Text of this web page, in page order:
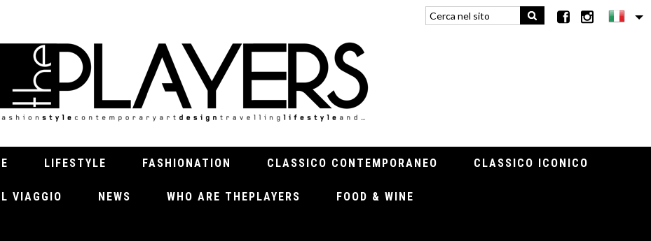
LIFESTYLE FASHIONATION CLASSICO CONTEMPORANEO CLASSICO ICONICO
VIAGGIO NEWS WHO ARE THEPLAYERS FOOD & WINE